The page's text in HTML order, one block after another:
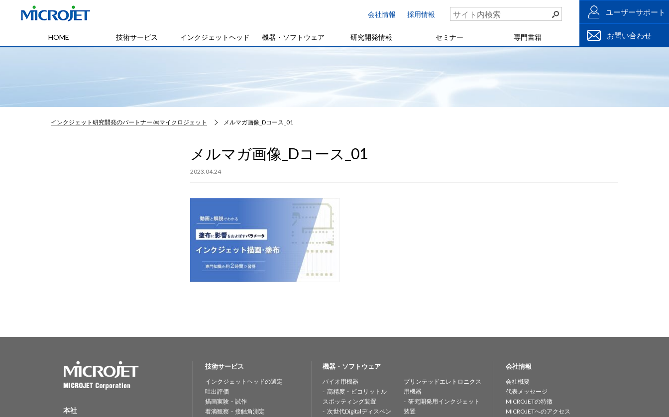
会社情報 採用情報
HOME 技術サービス インクジェットヘッド 機器・ソフトウェア 研究開発情報 セミナー 専門書籍
ユーザーサポート
お問い合わせ
インクジェット研究開発のパートナー ㈱マイクロジェット メルマガ画像_Dコース_01
メルマガ画像_Dコース_01
2023.04.24
本社
技術サービス
インクジェットヘッドの選定
吐出評価
描画実験・試作
着滴観察・接触角測定
機器・ソフトウェア
バイオ用機器
高精度・ピコリットル
スポッティング装置
次世代Digitalディスペン
プリンテッドエレトロニクス
用機器
研究開発用インクジェット
装置
会社情報
会社概要
代表メッセージ
MICROJETの特徴
MICROJETへのアクセス